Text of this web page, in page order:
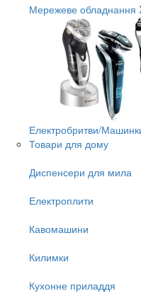
Мережеве обладнання
Електробритви/
Товари для дому
Диспенсери для мила
Електроплити
Кавомашини
Килимки
Кухонне приладдя